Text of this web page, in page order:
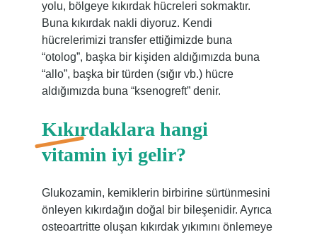
yolu, bölgeye kıkırdak hücreleri sokmaktır.
Buna kıkırdak nakli diyoruz. Kendi
hücrelerimizi transfer ettiğimizde buna
“otolog”, başka bir kişiden aldığımızda buna
“allo”, başka bir türden (sığır vb.) hücre
aldığımızda buna “ksenogreft” denir.
Kıkırdaklara hangi
vitamin iyi gelir?
Glukozamin, kemiklerin birbirine sürtünmesini
önleyen kıkırdağın doğal bir bileşenidir. Ayrıca
osteoartritte oluşan kıkırdak yıkımını önlemeye